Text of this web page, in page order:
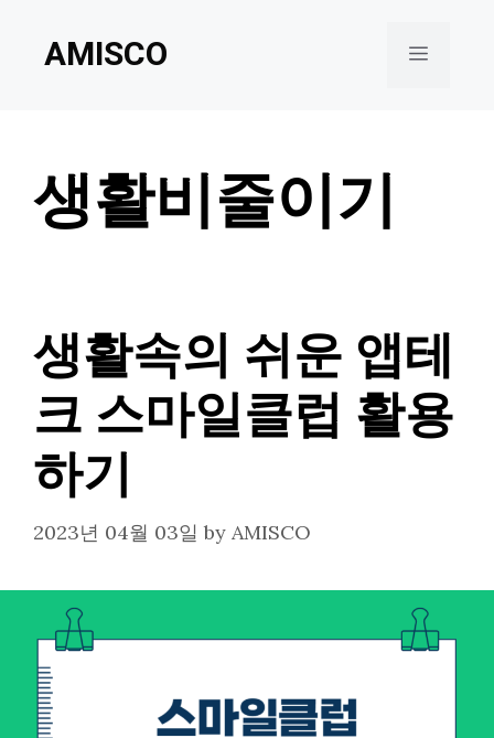
AMISCO Menu
생활비줄이기
생활속의 쉬운 앱테
크 스마일클럽 활용
하기
2023년 04월 03일 by AMISCO